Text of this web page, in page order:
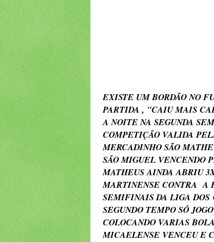
EXISTE UM BORDÃO NO
PARTIDA , "CAIU MAIS
A NOITE NA SEGUNDA
COMPETIÇÃO VALIDA
MERCADINHO SÃO
SÃO MIGUEL VENCENDO
MATHEUS AINDA ABRIU
MARTINENSE CONTRA A
SEMIFINAIS DA LIGA DOS
SEGUNDO TEMPO SÓ
COLOCANDO VARIAS
MICAELENSE VENCEU E